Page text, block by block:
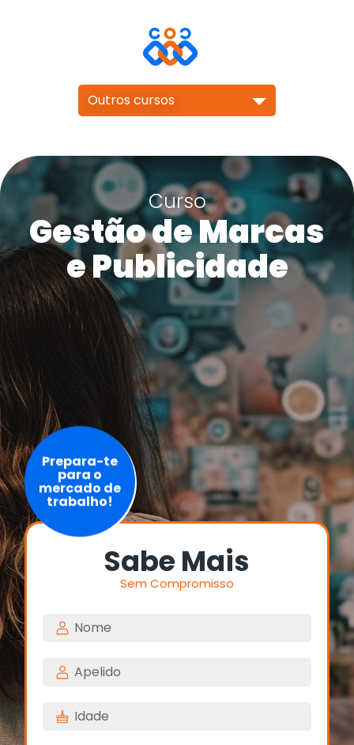
Outros cursos
Curso
Gestão de Marcas
e Publicidade
Prepara-te
para o
mercado de
trabalho!
Sabe Mais
Sem Compromisso